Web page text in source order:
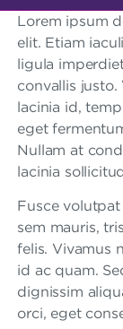
A
J
U
I
C
E
B
A
R
F
Lorem ipsum
elit. Etiam
ligula
convallis
lacinia id,
eget
Nullam at
lacinia
Fusce
sem mauris,
felis. Vivamus
id ac quam.
dignissim
orci, eget